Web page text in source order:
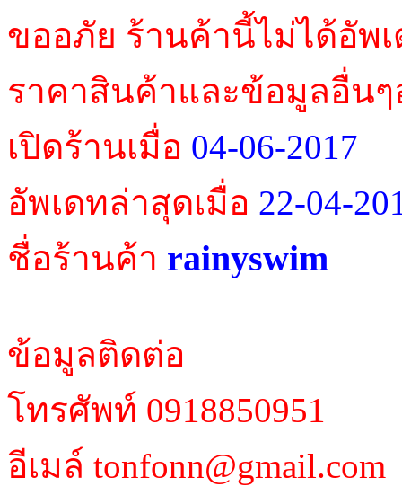
ขออภัย ร้านค้านี้ไม่ได้อัพ
ราคาสินค้าและข้อมูลอื่นๆ
เปิดร้านเมื่อ 04-06-2017
อัพเดทล่าสุดเมื่อ 22-04-
ชื่อร้านค้า rainyswim
ข้อมูลติดต่อ
โทรศัพท์ 0918850951
อีเมล์ tonfonn@gmail.com